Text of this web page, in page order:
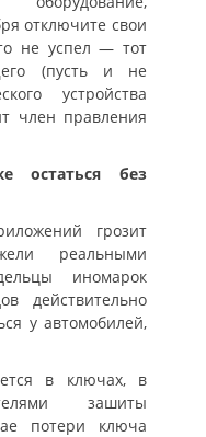
отключите свои
не успел — тот
(пусть и не
устройства
член правления
остаться без
грозит
реальными
иномарок
действительно
у автомобилей,
в ключах, в
зашиты
потери ключа